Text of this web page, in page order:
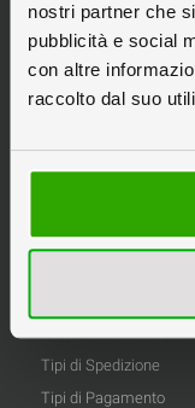
nostri partner che
pubblicità e social
con altre
raccolto dal suo
Espositori in Cartone
Scatole in Cartone
Tipografia Online
Informazioni
Condizioni di Vendita
Tipi di Spedizione
Tipi di Pagamento